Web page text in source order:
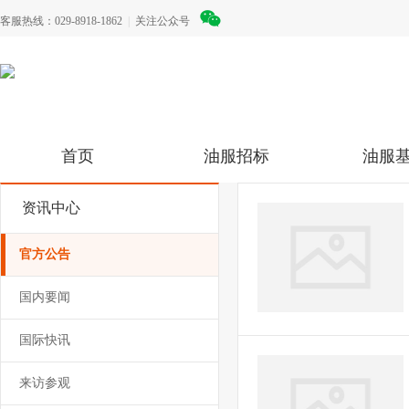
客服热线：029-8918-1862 关注公众号
首页 油服招标 油服
资讯中心
官方公告
国内要闻
国际快讯
来访参观